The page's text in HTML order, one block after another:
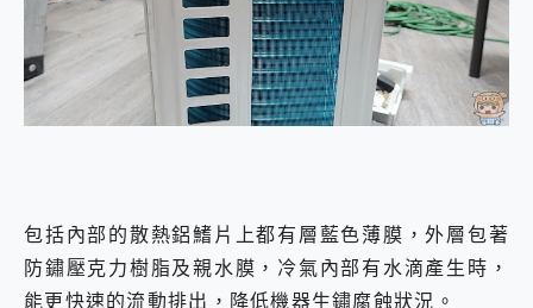
包括內部的散熱鋁鰭片上都有層藍色薄膜，外層包著
防鏽壓克力樹脂及親水膜，冷氣內部有水滴產生時，
能更快速的流動排出，降低機器生鏽腐蝕狀況。